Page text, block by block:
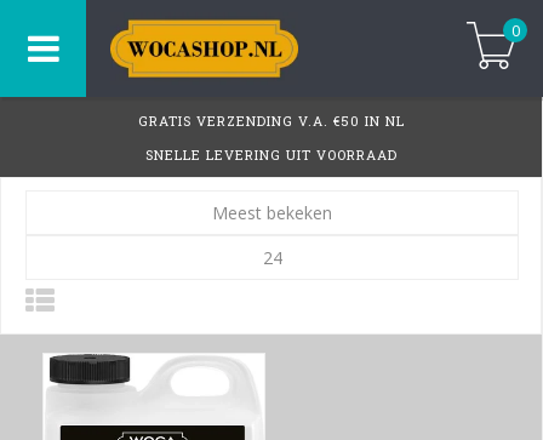
0
GRATIS VERZENDING V.A. €50 IN NL
SNELLE LEVERING UIT VOORRAAD
Meest bekeken
24